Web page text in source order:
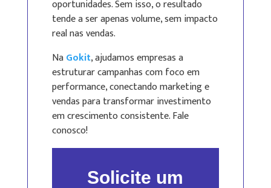
oportunidades. Sem isso, o resultado
tende a ser apenas volume, sem impacto
real nas vendas.
NaGokit, ajudamos empresas a
estruturar campanhas com foco em
performance, conectando marketing e
vendas para transformar investimento
em crescimento consistente. Fale
conosco!
Solicite um